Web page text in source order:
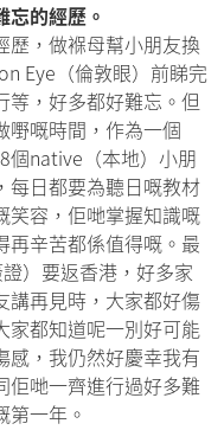
的經歷。
歷，做褓母幫小朋友換
Eye（倫敦眼）前睇完
等，好多都好難忘。但
嘢嘅時間，作為一個
個native（本地）小朋
每日都要為聽日嘅教材
笑容，佢哋掌握知識嘅
再辛苦都係值得嘅。最
）要返香港，好多家
講再見時，大家都好傷
家都知道呢一別好可能
感，我仍然好慶幸我有
佢哋一齊進行過好多難
一年。